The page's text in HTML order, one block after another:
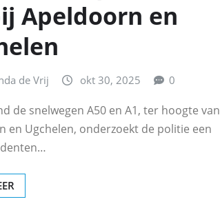
Apeldoorn en
de Vrij okt 30, 2025 0
de snelwegen A50 en A1, ter hoogte van
en Ugchelen, onderzoekt de politie een